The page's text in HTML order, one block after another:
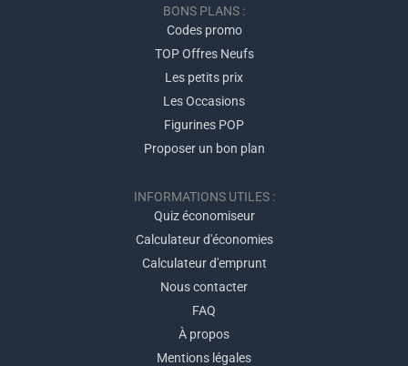
BONS PLANS :
Codes promo
TOP Offres Neufs
Les petits prix
Les Occasions
Figurines POP
Proposer un bon plan
INFORMATIONS UTILES :
Quiz économiseur
Calculateur d'économies
Calculateur d'emprunt
Nous contacter
FAQ
À propos
Mentions légales